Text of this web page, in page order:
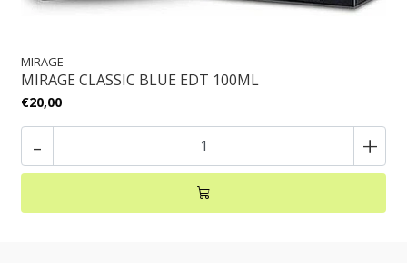
MIRAGE
MIRAGE CLASSIC BLUE EDT 100ML
€20,00
- +